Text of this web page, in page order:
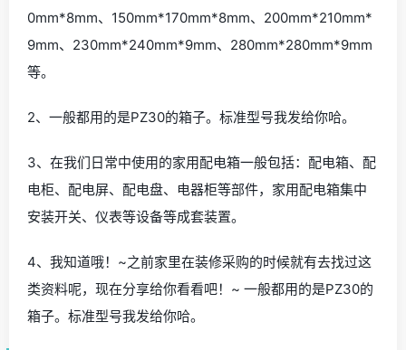
0mm*8mm、150mm*170mm*8mm、200mm*210mm*
9mm、230mm*240mm*9mm、280mm*280mm*9mm
等。
2、一般都用的是PZ30的箱子。标准型号我发给你哈。
3、在我们日常中使用的家用配电箱一般包括：配电箱、配
电柜、配电屏、配电盘、电器柜等部件，家用配电箱集中
安装开关、仪表等设备等成套装置。
4、我知道哦！~之前家里在装修采购的时候就有去找过这
类资料呢，现在分享给你看看吧！~ 一般都用的是PZ30的
箱子。标准型号我发给你哈。